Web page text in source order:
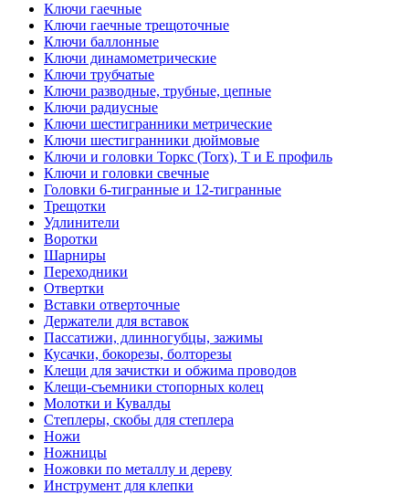
Ключи гаечные
Ключи гаечные трещоточные
Ключи баллонные
Ключи динамометрические
Ключи трубчатые
Ключи разводные, трубные, цепные
Ключи радиусные
Ключи шестигранники метрические
Ключи шестигранники дюймовые
Ключи и головки Торкс (Torx), Т и Е профиль
Ключи и головки свечные
Головки 6-тигранные и 12-тигранные
Трещотки
Удлинители
Воротки
Шарниры
Переходники
Отвертки
Вставки отверточные
Держатели для вставок
Пассатижи, длинногубцы, зажимы
Кусачки, бокорезы, болторезы
Клещи для зачистки и обжима проводов
Клещи-съемники стопорных колец
Молотки и Кувалды
Степлеры, скобы для степлера
Ножи
Ножницы
Ножовки по металлу и дереву
Инструмент для клепки